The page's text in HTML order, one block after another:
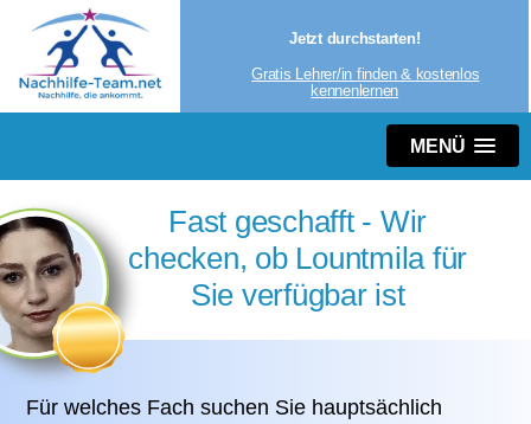
Jetzt durchstarten!
Gratis Lehrer/in finden & kostenlos
kennenlernen
MENÜ
Fast geschafft - Wir
checken, ob Lountmila für
Sie verfügbar ist
Für welches Fach suchen Sie hauptsächlich